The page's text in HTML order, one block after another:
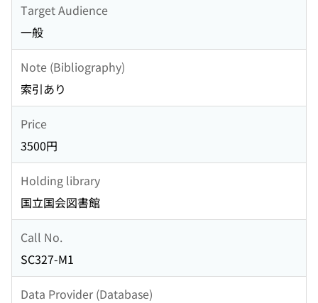
Target Audience
一般
Note (Bibliography)
索引あり
Price
3500円
Holding library
国立国会図書館
Call No.
SC327-M1
Data Provider (Database)